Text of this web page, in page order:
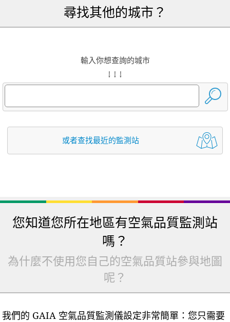
尋找其他的城市？
輸入你想查詢的城市
↓ ↓ ↓
或者查找最近的監測站
您知道您所在地區有空氣品質監測站
嗎？
為什麼不使用您自己的空氣品質站參與地圖
呢？
我們的 GAIA 空氣品質監測儀設定非常簡單：您只需要